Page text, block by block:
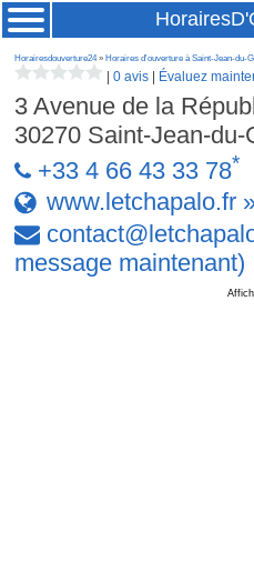
Horairesdouverture24» Horaires d'ouverture à Saint-Jean-du-
|0 avis Évaluez
3 Avenue de la
30270 Saint-Jean-du-
+33 4 66 43 33 78*
www.letchapalo.fr
contact@
message maintenant)